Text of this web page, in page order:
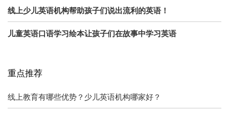
线上少儿英语机构帮助孩子们说出流利的英语！
儿童英语口语学习绘本让孩子们在故事中学习英语
重点推荐
线上教育有哪些优势？少儿英语机构哪家好？